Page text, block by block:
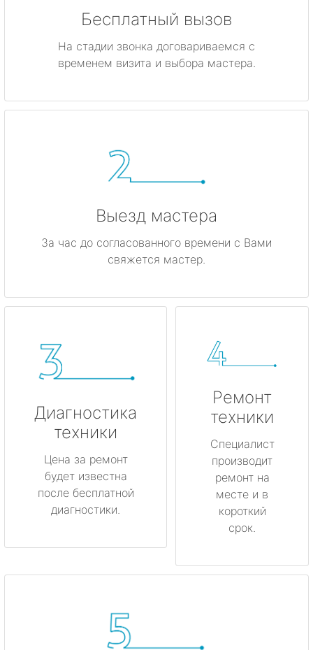
Бесплатный вызов
На стадии звонка договариваемся с
временем визита и выбора мастера.
Выезд мастера
За час до согласованного времени с Вами
свяжется мастер.
Диагностика
техники
Цена за ремонт
будет известна
после бесплатной
диагностики.
Ремонт
техники
Специалист
производит
ремонт на
месте и в
короткий
срок.